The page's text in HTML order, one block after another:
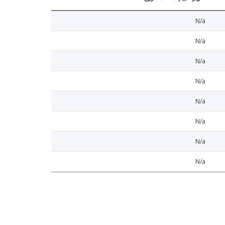
N/a
N/a
N/a
N/a
N/a
N/a
N/a
N/a